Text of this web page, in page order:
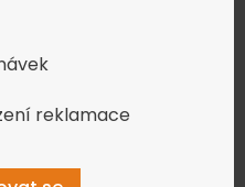
reklamace